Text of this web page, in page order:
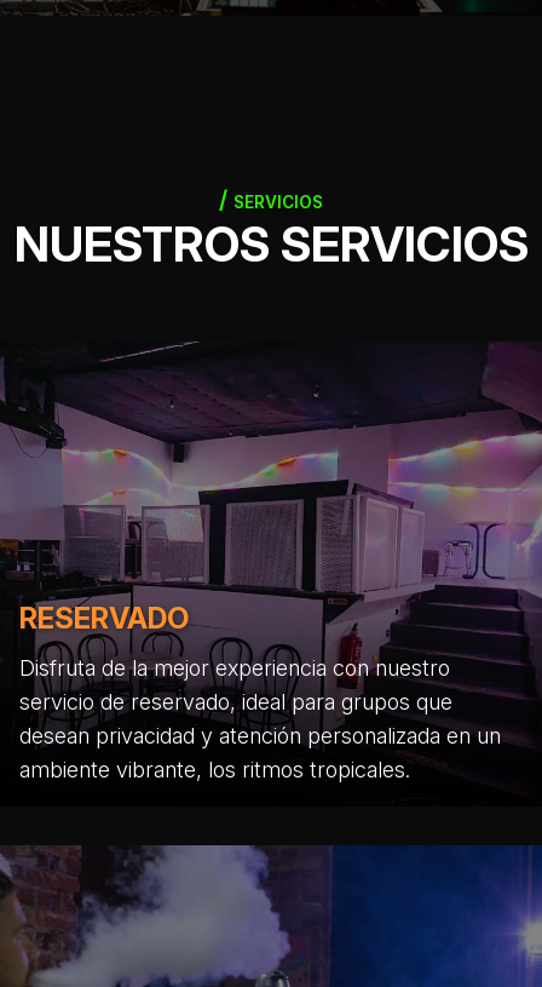
SERVICIOS
NUESTROS SERVICIOS
RESERVADO
Disfruta de la mejor experiencia con nuestro
servicio de reservado, ideal para grupos que
desean privacidad y atención personalizada en un
ambiente vibrante, los ritmos tropicales.